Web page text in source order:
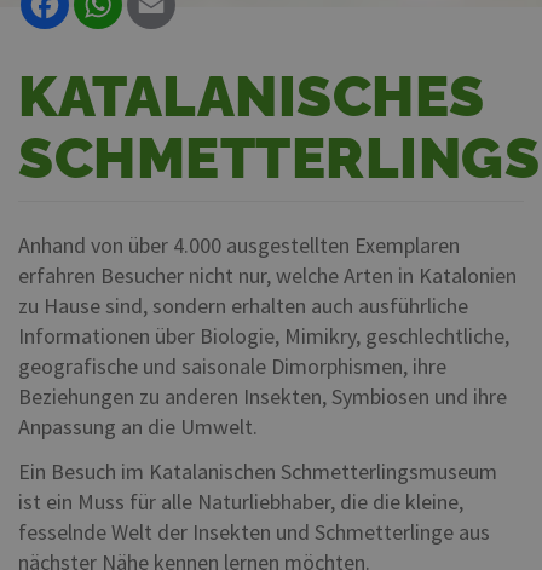
KATALANISCHES
Anhand von über 4.000 ausgestellten Exemplaren
erfahren Besucher nicht nur, welche Arten in Katalonien
zu Hause sind, sondern erhalten auch ausführliche
Informationen über Biologie, Mimikry, geschlechtliche,
geografische und saisonale Dimorphismen, ihre
Beziehungen zu anderen Insekten, Symbiosen und ihre
Anpassung an die Umwelt.
Ein Besuch im Katalanischen Schmetterlingsmuseum
ist ein Muss für alle Naturliebhaber, die die kleine,
fesselnde Welt der Insekten und Schmetterlinge aus
nächster Nähe kennen lernen möchten.